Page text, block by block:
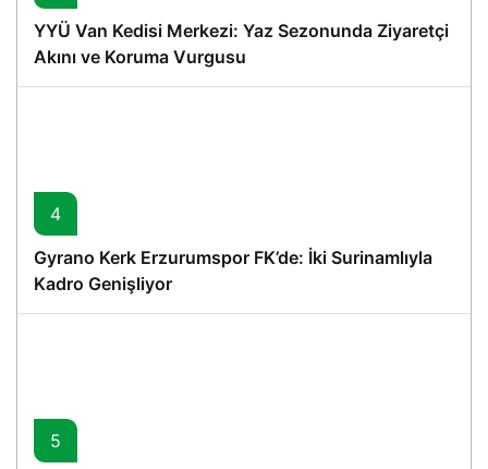
YYÜ Van Kedisi Merkezi: Yaz Sezonunda Ziyaretçi
Akını ve Koruma Vurgusu
4
Gyrano Kerk Erzurumspor FK’de: İki Surinamlıyla
Kadro Genişliyor
5